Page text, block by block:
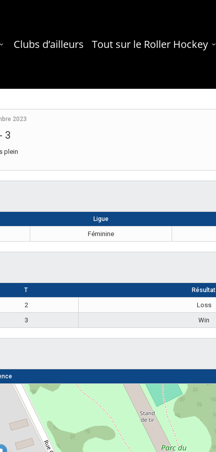
Clubs d’ailleurs Tout sur le Roller Hockey
2023
- 3
plein
Ligue
Féminine
T Résultat
2
Loss
3 Win